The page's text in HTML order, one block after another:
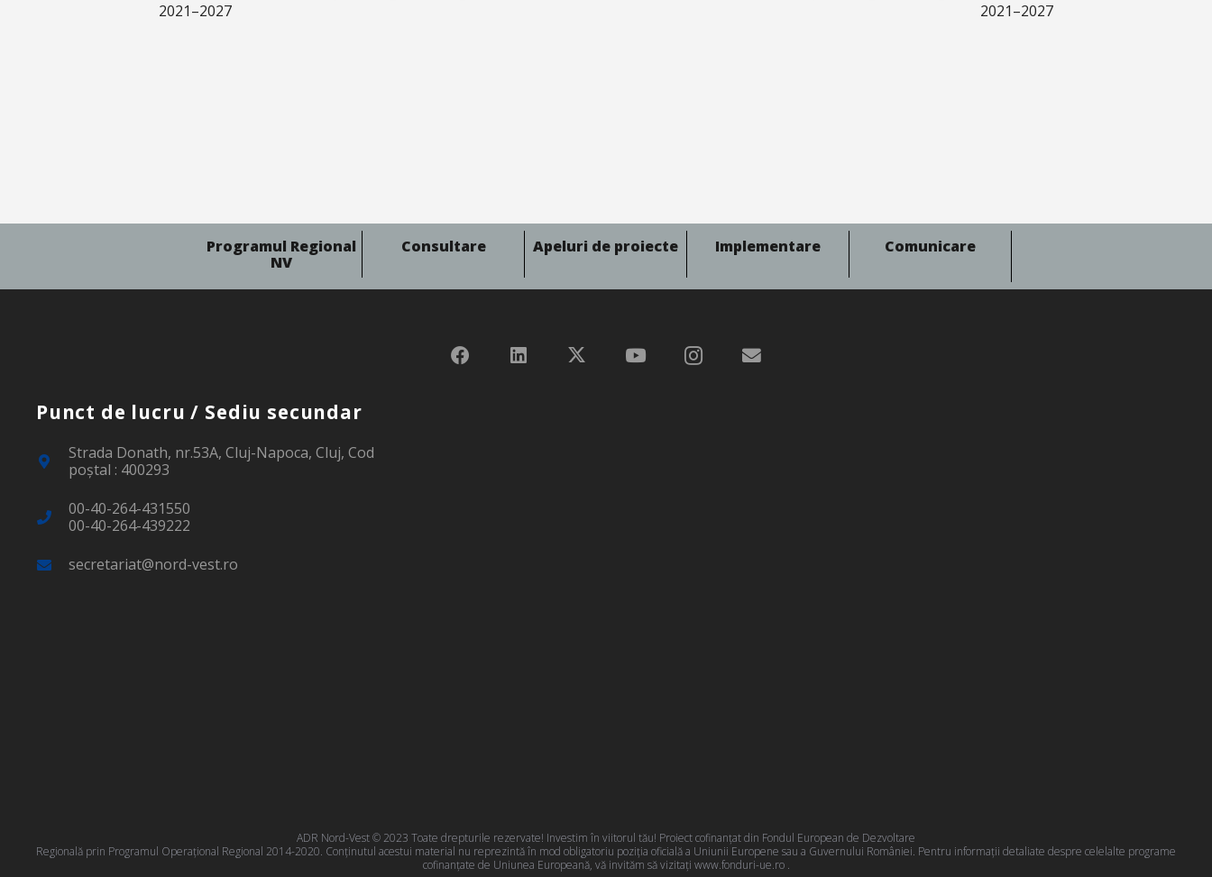
2021–2027
2021–2027
Programul Regional
NV
Consultare Apeluri de proiecte Implementare Comunicare
Punct de lucru / Sediu secundar
Strada Donath, nr.53A, Cluj-Napoca, Cluj, Cod
poştal : 400293
00-40-264-431550
00-40-264-439222
secretariat@nord-vest.ro
ADR Nord-Vest © 2023 Toate drepturile rezervate! Investim în viitorul tău! Proiect cofinanțat din Fondul European de Dezvoltare
Regională prin Programul Operațional Regional 2014-2020. Conţinutul acestui material nu reprezintă în mod obligatoriu poziţia oficială a Uniunii Europene sau a Guvernului României. Pentru informații detaliate despre celelalte programe
cofinanțate de Uniunea Europeană, vă invităm să vizitați www.fonduri-ue.ro.